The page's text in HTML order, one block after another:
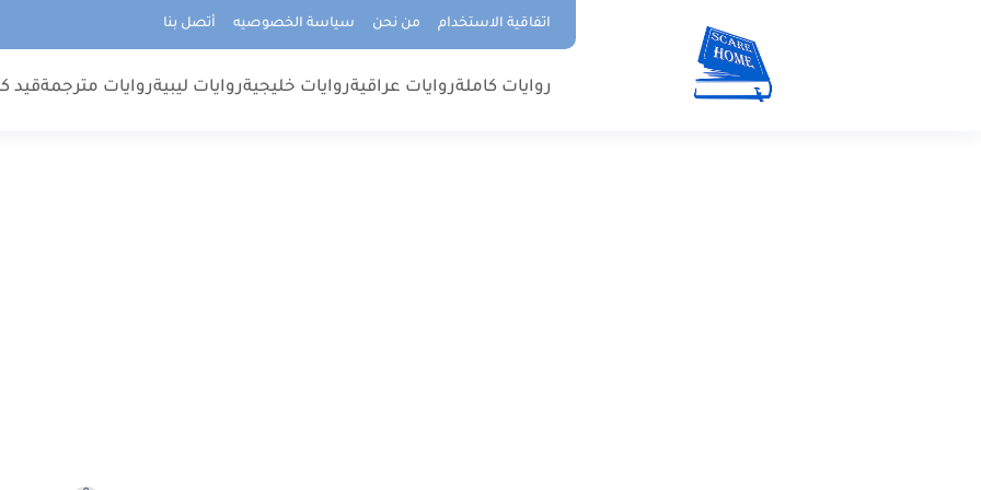
اتفاقية الاستخدام من نحن سياسة الخصوصيه أتصل بنا
روايات كاملةروايات عراقيةروايات خليجيةروايات ليبيةروايات مترجمةقيد